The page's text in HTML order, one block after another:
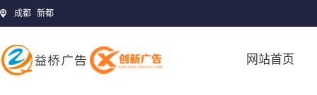
成都 新都
网站首页